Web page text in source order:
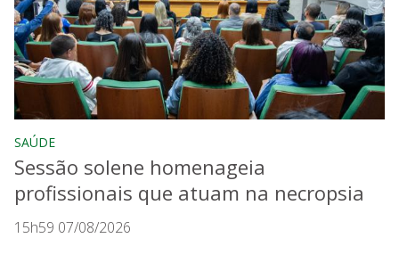
SAÚDE
Sessão solene homenageia
profissionais que atuam na necropsia
15h59 07/08/2026